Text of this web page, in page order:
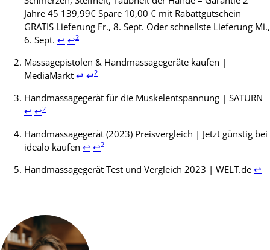
Jahre 45 139,99€ Spare 10,00 € mit Rabattgutschein
GRATIS Lieferung Fr., 8. Sept. Oder schnellste Lieferung Mi.,
6. Sept. ↩ ↩2
Massagepistolen & Handmassagegeräte kaufen |
MediaMarkt ↩ ↩2
Handmassagegerät für die Muskelentspannung | SATURN
↩ ↩2
Handmassagegerät (2023) Preisvergleich | Jetzt günstig bei
idealo kaufen ↩ ↩2
Handmassagegerät Test und Vergleich 2023 | WELT.de ↩